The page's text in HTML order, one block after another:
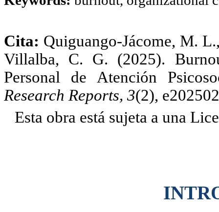
Cita: Quiguango-Jácome, M.
Villalba, C. G. (2025).
Personal de Atención
Research Reports, 3(2),
Esta obra está sujeta a una